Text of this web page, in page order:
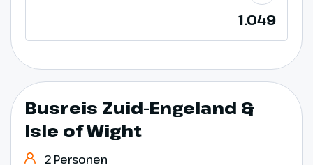
1.049
Busreis Zuid-Engeland &
Isle of Wight
2 Personen